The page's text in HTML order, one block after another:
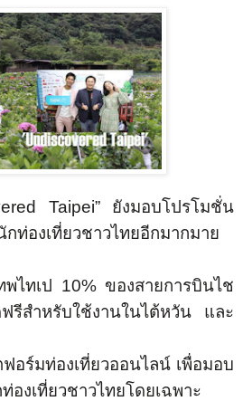
Taipei”
ยังมอบโปรโมชั่น
ท่องเที่ยวชาวไทยอีกมากมาย
พไทเป 10% ของสายการบินไช
รีสำหรับใช้งานในไต้หวัน และ
อร์มท่องเที่ยวออนไลน์ เพื่อมอบ
งเที่ยวชาวไทยโดยเฉพาะ